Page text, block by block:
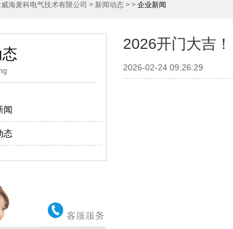
海麦科电气技术有限公司 > 新闻动态 > > 企业新闻
闻
态
2026开门大吉！
2026-02-24 09:26:29